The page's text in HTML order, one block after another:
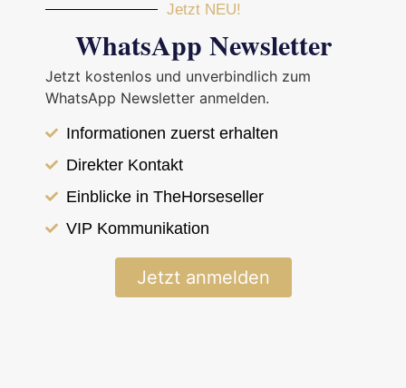
Islandpferd
Aþena frá
Leysingjastöðum II
Jetzt NEU!
WhatsApp Newsletter
Jetzt kostenlos und unverbindlich zum
WhatsApp Newsletter anmelden.
Informationen zuerst erhalten
Direkter Kontakt
Einblicke in TheHorseseller
VIP Kommunikation
Jetzt anmelden